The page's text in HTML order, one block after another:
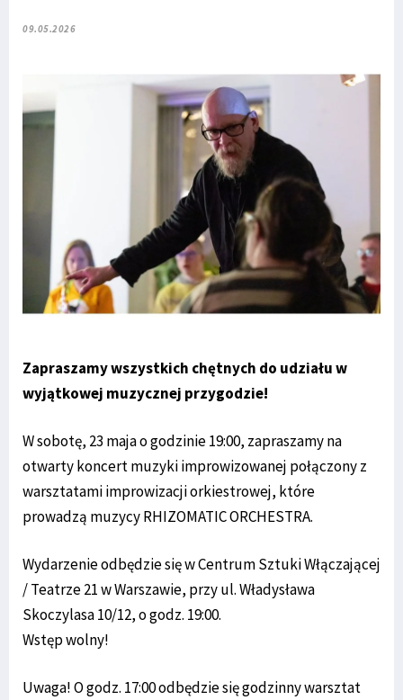
09.05.2026
Zapraszamy wszystkich chętnych do udziału w
wyjątkowej muzycznej przygodzie!
W sobotę, 23 maja o godzinie 19:00, zapraszamy na
otwarty koncert muzyki improwizowanej połączony z
warsztatami improwizacji orkiestrowej, które
prowadzą muzycy RHIZOMATIC ORCHESTRA.
Wydarzenie odbędzie się w Centrum Sztuki Włączającej
/ Teatrze 21 w Warszawie, przy ul. Władysława
Skoczylasa 10/12, o godz. 19:00.
Wstęp wolny!
Uwaga! O godz. 17:00 odbędzie się godzinny warsztat